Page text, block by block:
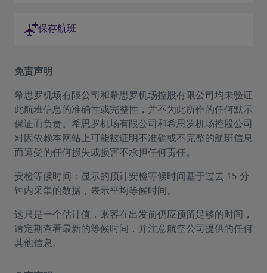
保存航班
免责声明
希思罗机场有限公司和希思罗机场控股有限公司均未验证
此航班信息的准确性或完整性，并不为此所作的任何默示
保证而负责。希思罗机场有限公司和希思罗机场控股公司
对因依赖本网站上可能被证明不准确或不完整的航班信息
而遭受的任何损失或损害不承担任何责任。
安检等候时间：显示的预计安检等候时间基于过去 15 分
钟内采集的数据，表示平均等候时间。
这只是一个估计值，乘客在出发前仍应预留足够的时间，
请定期查看最新的等候时间，并注意航空公司提供的任何
其他信息。